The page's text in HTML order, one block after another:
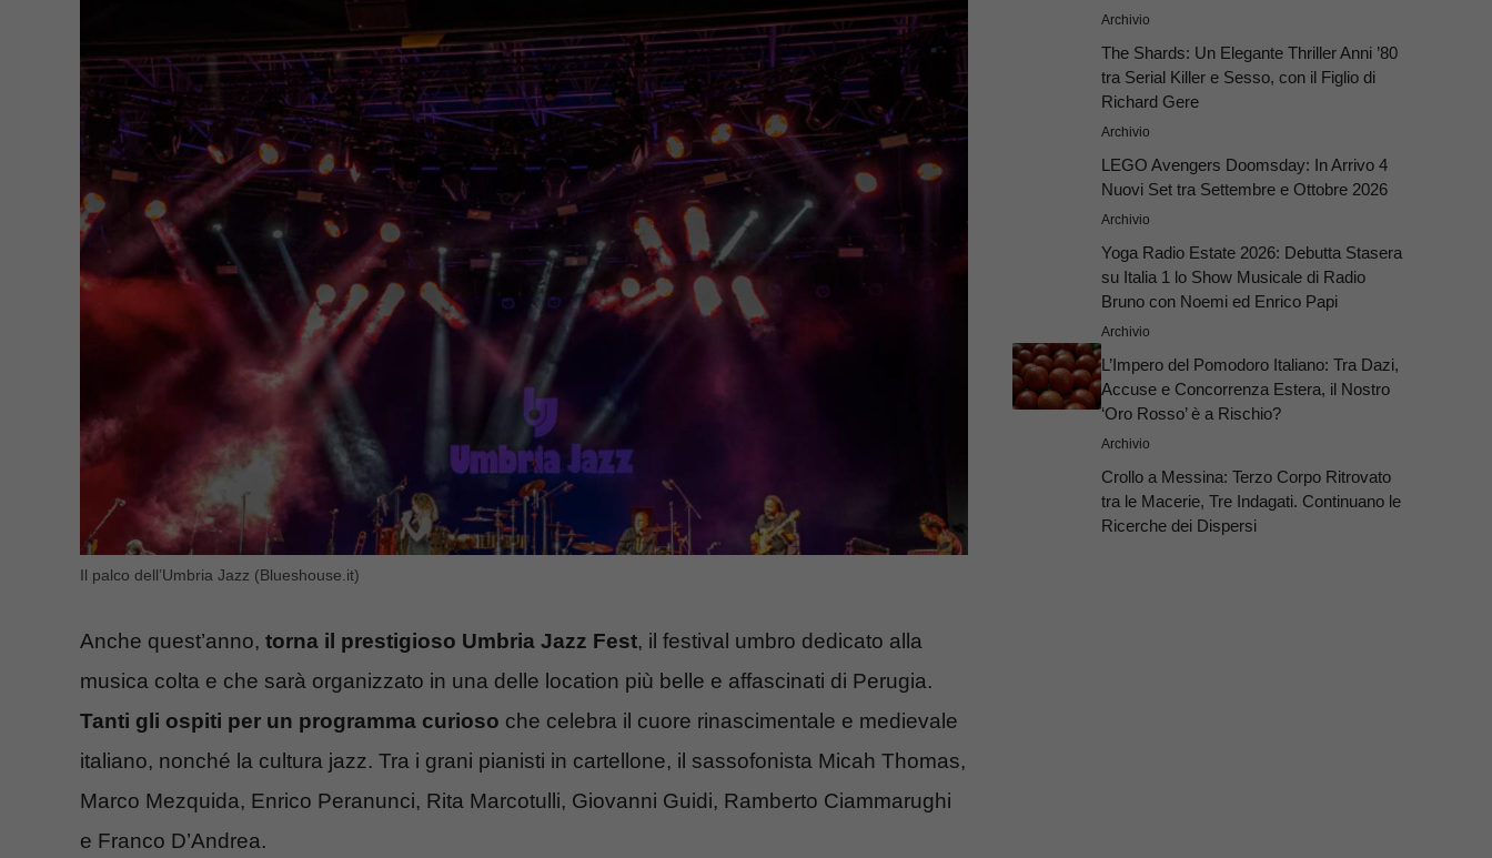
Il palco dell’Umbria Jazz (Blueshouse.it)
Anche quest’anno, torna il prestigioso Umbria Jazz Fest, il festival umbro dedicato alla
musica colta e che sarà organizzato in una delle location più belle e affascinati di Perugia.
Tanti gli ospiti per un programma curioso che celebra il cuore rinascimentale e medievale
italiano, nonché la cultura jazz. Tra i grani pianisti in cartellone, il sassofonista Micah Thomas,
Marco Mezquida, Enrico Peranunci, Rita Marcotulli, Giovanni Guidi, Ramberto Ciammarughi
e Franco D’Andrea.
Archivio
The Shards: Un Elegante Thriller Anni ’80
tra Serial Killer e Sesso, con il Figlio di
Richard Gere
Archivio
LEGO Avengers Doomsday: In Arrivo 4
Nuovi Set tra Settembre e Ottobre 2026
Archivio
Yoga Radio Estate 2026: Debutta Stasera
su Italia 1 lo Show Musicale di Radio
Bruno con Noemi ed Enrico Papi
Archivio
L’Impero del Pomodoro Italiano: Tra Dazi,
Accuse e Concorrenza Estera, il Nostro
‘Oro Rosso’ è a Rischio?
Archivio
Crollo a Messina: Terzo Corpo Ritrovato
tra le Macerie, Tre Indagati. Continuano le
Ricerche dei Dispersi